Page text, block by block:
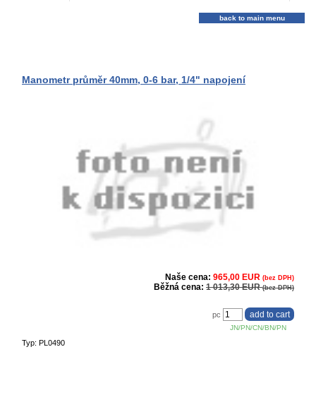
back to main menu
Manometr průměr 40mm, 0-6 bar, 1/4" napojení
Naše cena: 965,00 EUR (bez DPH)
Běžná cena: 1 013,30 EUR(bez DPH)
JN/PN/CN/BN/PN
pc
Typ: PL0490